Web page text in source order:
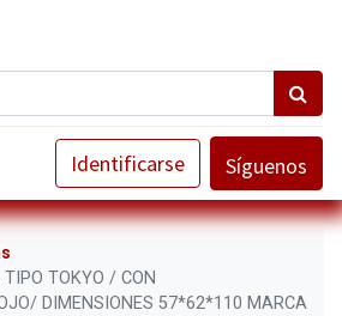
Identificarse Síguenos
TOKYO / CON
DIMENSIONES 57*62*110 MARCA